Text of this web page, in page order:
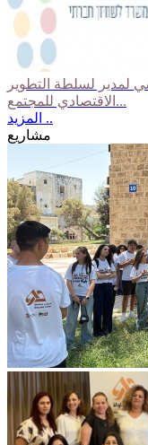
لمدير لسلطة التطوير
الاقتصادي للمجتمع...
المزيد ..
مشاريع